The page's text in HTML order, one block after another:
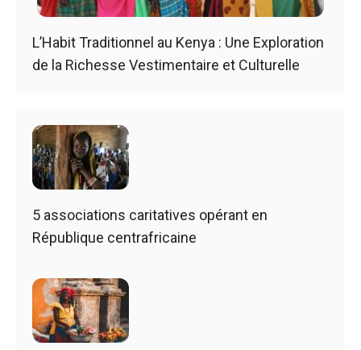
L’Habit Traditionnel au Kenya : Une Exploration
de la Richesse Vestimentaire et Culturelle
5 associations caritatives opérant en
République centrafricaine